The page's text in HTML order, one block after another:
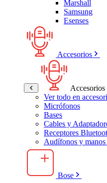
Marshall
Samsung
Esenses
Accesorios
Accesorios
Ver todo en
Micrófonos
Bases
Cables y
Receptores
Audífonos y manos
Bose